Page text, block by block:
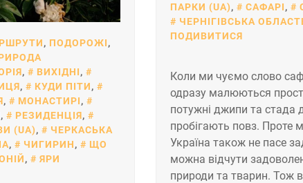
, ПОДОРОЖІ,
, ВИХІДНІ,
, КУДИ ПІТИ,
, МОНАСТИРІ,
, РЕЗИДЕНЦІЯ,
(UA),
ЧЕРКАСЬКА
, ЧИГИРИН,
ЩО
, ЯРИ
ПАРКИ (UA), САФАРІ,
ЧЕРНІГІВСЬКА
ПОДИВИТИСЯ
Коли ми чуємо слово
одразу малюються
потужні джипи та стада
пробігають повз. Проте
Україна також не пасе
можна відчути
природи та тварин. Тож